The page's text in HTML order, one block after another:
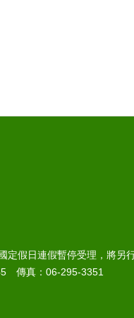
假日連假暫停受理，將另行
傳真：06-295-3351